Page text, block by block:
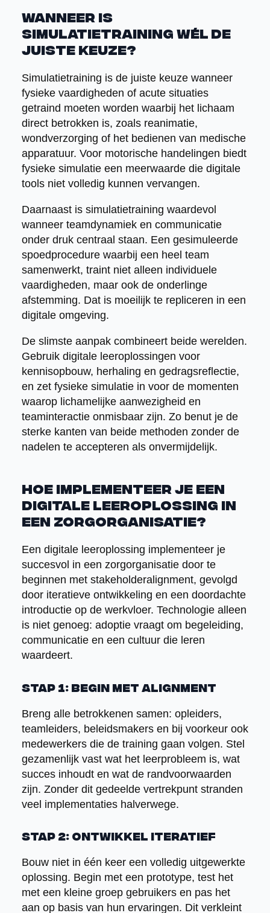
Wanneer is
simulatietraining wél de
juiste keuze?
Simulatietraining is de juiste keuze wanneer
fysieke vaardigheden of acute situaties
getraind moeten worden waarbij het lichaam
direct betrokken is, zoals reanimatie,
wondverzorging of het bedienen van medische
apparatuur. Voor motorische handelingen biedt
fysieke simulatie een meerwaarde die digitale
tools niet volledig kunnen vervangen.
Daarnaast is simulatietraining waardevol
wanneer teamdynamiek en communicatie
onder druk centraal staan. Een gesimuleerde
spoedprocedure waarbij een heel team
samenwerkt, traint niet alleen individuele
vaardigheden, maar ook de onderlinge
afstemming. Dat is moeilijk te repliceren in een
digitale omgeving.
De slimste aanpak combineert beide werelden.
Gebruik digitale leeroplossingen voor
kennisopbouw, herhaling en gedragsreflectie,
en zet fysieke simulatie in voor de momenten
waarop lichamelijke aanwezigheid en
teaminteractie onmisbaar zijn. Zo benut je de
sterke kanten van beide methoden zonder de
nadelen te accepteren als onvermijdelijk.
Hoe implementeer je een
digitale leeroplossing in
een zorgorganisatie?
Een digitale leeroplossing implementeer je
succesvol in een zorgorganisatie door te
beginnen met stakeholderalignment, gevolgd
door iteratieve ontwikkeling en een doordachte
introductie op de werkvloer. Technologie alleen
is niet genoeg: adoptie vraagt om begeleiding,
communicatie en een cultuur die leren
waardeert.
Stap 1: Begin met alignment
Breng alle betrokkenen samen: opleiders,
teamleiders, beleidsmakers en bij voorkeur ook
medewerkers die de training gaan volgen. Stel
gezamenlijk vast wat het leerprobleem is, wat
succes inhoudt en wat de randvoorwaarden
zijn. Zonder dit gedeelde vertrekpunt stranden
veel implementaties halverwege.
Stap 2: Ontwikkel iteratief
Bouw niet in één keer een volledig uitgewerkte
oplossing. Begin met een prototype, test het
met een kleine groep gebruikers en pas het
aan op basis van hun ervaringen. Dit verkleint